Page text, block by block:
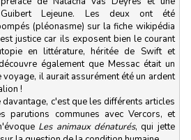
Lejeune. Les deux ont été
(pléonasme) sur la fiche wikipédia
justice car ils exposent bien le courant
en littérature, héritée de Swift et
également que Messac était un
voyage, il aurait assurément été un ardent
!
davantage, c'est que les différents articles
parutions communes avec Vercors, et
Les animaux dénaturés, qui jette